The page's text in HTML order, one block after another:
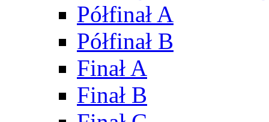
Półfinał A
Półfinał B
Finał A
Finał B